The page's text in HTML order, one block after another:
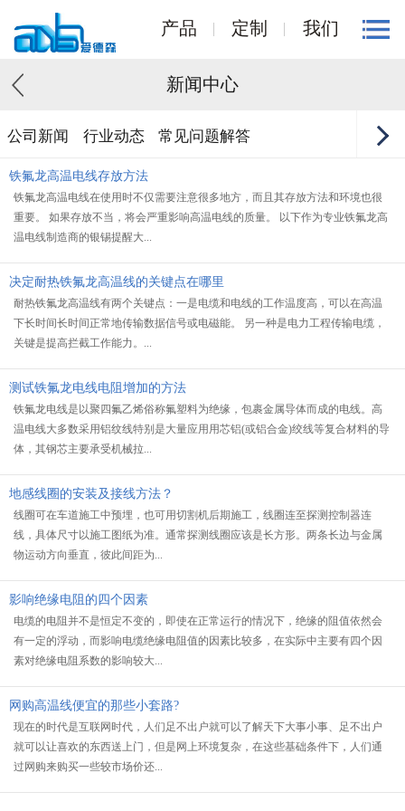
产品 定制 我们
新闻中心
公司新闻 行业动态 常见问题解答
铁氟龙高温电线存放方法
铁氟龙高温电线在使用时不仅需要注意很多地方，而且其存放方法和环境也很
重要。 如果存放不当，将会严重影响高温电线的质量。 以下作为专业铁氟龙高
温电线制造商的银锡提醒大...
决定耐热铁氟龙高温线的关键点在哪里
耐热铁氟龙高温线有两个关键点：一是电缆和电线的工作温度高，可以在高温
下长时间长时间正常地传输数据信号或电磁能。 另一种是电力工程传输电缆，
关键是提高拦截工作能力。...
测试铁氟龙电线电阻增加的方法
铁氟龙电线是以聚四氟乙烯俗称氟塑料为绝缘，包裹金属导体而成的电线。高
温电线大多数采用铝纹线特别是大量应用用芯铝(或铝合金)绞线等复合材料的导
体，其钢芯主要承受机械拉...
地感线圈的安装及接线方法？
线圈可在车道施工中预埋，也可用切割机后期施工，线圈连至探测控制器连
线，具体尺寸以施工图纸为准。通常探测线圈应该是长方形。两条长边与金属
物运动方向垂直，彼此间距为...
影响绝缘电阻的四个因素
电缆的电阻并不是恒定不变的，即使在正常运行的情况下，绝缘的阻值依然会
有一定的浮动，而影响电缆绝缘电阻值的因素比较多，在实际中主要有四个因
素对绝缘电阻系数的影响较大...
网购高温线便宜的那些小套路?
现在的时代是互联网时代，人们足不出户就可以了解天下大事小事、足不出户
就可以让喜欢的东西送上门，但是网上环境复杂，在这些基础条件下，人们通
过网购来购买一些较市场价还...